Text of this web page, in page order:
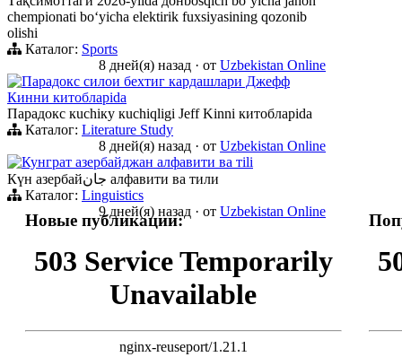
chempionati boʻyicha elektirik fuxsiyasining qozonib
olishi
Каталог: Sports
8 дней(я) назад · от Uzbekistan Online
Парадокс силои бехтиг кардашлари Джефф
Кинни китобларida
Парадокс кuchiку кuchiqligi Jeff Kinni китобларida
Каталог: Literature Study
8 дней(я) назад · от Uzbekistan Online
Кунграт азербайджан алфавити ва тili
Күн азербайجان алфавити ва тили
Каталог: Linguistics
9 дней(я) назад · от Uzbekistan Online
Новые публикации:
503 Service Temporarily
Unavailable
nginx-reuseport/1.21.1